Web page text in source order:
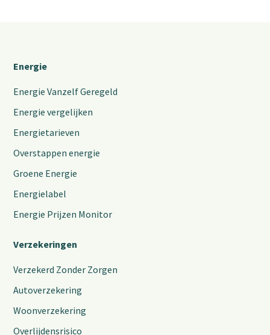
Energie
Energie Vanzelf Geregeld
Energie vergelijken
Energietarieven
Overstappen energie
Groene Energie
Energielabel
Energie Prijzen Monitor
Verzekeringen
Verzekerd Zonder Zorgen
Autoverzekering
Woonverzekering
Overlijdensrisico